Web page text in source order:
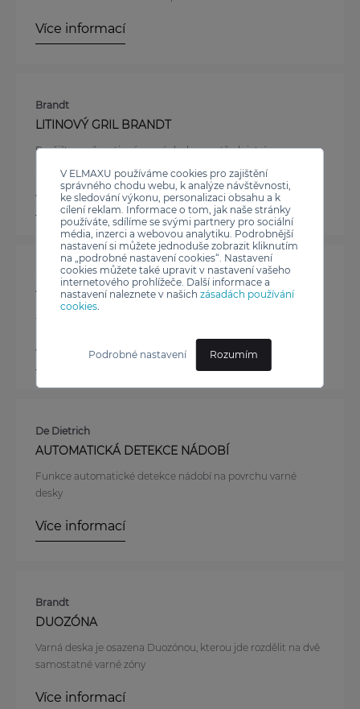
V ELMAXU používáme cookies pro zajištění
správného chodu webu, k analýze návštěvnosti,
ke sledování výkonu, personalizaci obsahu a k
cílení reklam. Informace o tom, jak naše stránky
používáte, sdílíme se svými partnery pro sociální
média, inzerci a webovou analytiku. Podrobnější
nastavení si můžete jednoduše zobrazit kliknutím
na „podrobné nastavení cookies“. Nastavení
cookies můžete také upravit v nastavení vašeho
internetového prohlížeče. Další informace a
nastavení naleznete v našich zásadách používání
cookies.
Podrobné nastavení Rozumím
Více informací
Brandt
LITINOVÝ GRIL BRANDT
Rozšiřte možnosti své varné desky prostřednictvím
praktického grilu.
Více informací
De Dietrich
TERMOPOJISTKA
Termopojistka - naprosto bezpečné vaření
Více informací
De Dietrich
AUTOMATICKÁ DETEKCE NÁDOBÍ
Funkce automatické detekce nádobí na povrchu varné
desky
Více informací
Brandt
DUOZÓNA
Varná deska je osazena Duozónou, kterou jde rozdělit na dvě
samostatné varné zóny
Více informací